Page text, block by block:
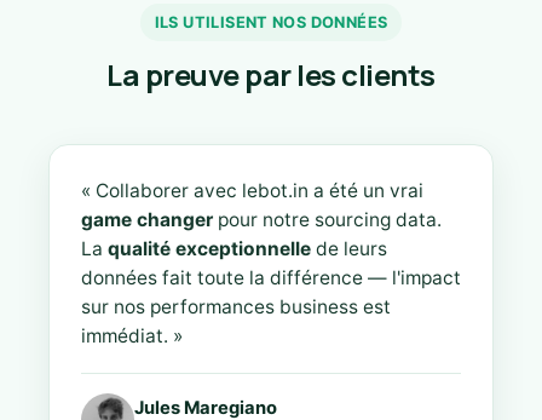
ILS UTILISENT NOS DONNÉES
La preuve par les clients
« Collaborer avec lebot.in a été un vrai
game changer pour notre sourcing data.
La qualité exceptionnelle de leurs
données fait toute la différence — l'impact
sur nos performances business est
immédiat. »
Jules Maregiano